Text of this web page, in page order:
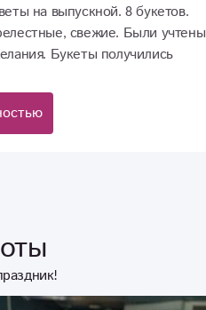
на выпускной. 8 букетов.
свежие. Были учтены
Букеты получились
Причём цена приятно удивила
Спасибо. Обязательно
знакомым.